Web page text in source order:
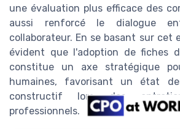
une évaluation plus efficace des
aussi renforcé le dialogue
collaborateur. En se basant sur cet
évident que l'adoption de fiches
constitue un axe stratégique
humaines, favorisant un état
constructif lors des
professionnels.